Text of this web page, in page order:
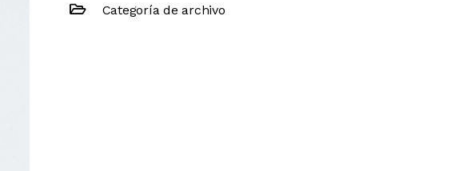
Categoría de archivo